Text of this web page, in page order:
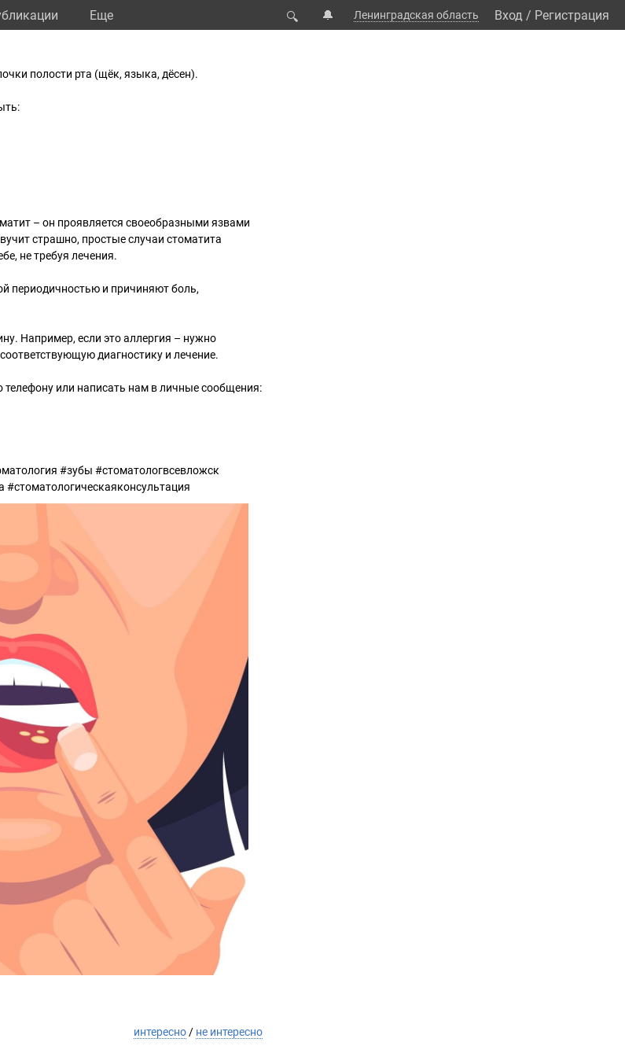
Eще 🔍 🔔 Ленинградская область Вход / Регистрация
полости рта (щёк, языка, дёсен).
– он проявляется своеобразными язвами
страшно, простые случаи стоматита
не требуя лечения.
периодичностью и причиняют боль,
Например, если это аллергия – нужно
диагностику и лечение.
или написать нам в личные сообщения:
#зубы #стоматологвсевложск
#стоматологическаяконсультация
интересно / не интересно